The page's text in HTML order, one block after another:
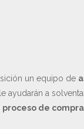
un equipo de
ayudarán a
proceso de